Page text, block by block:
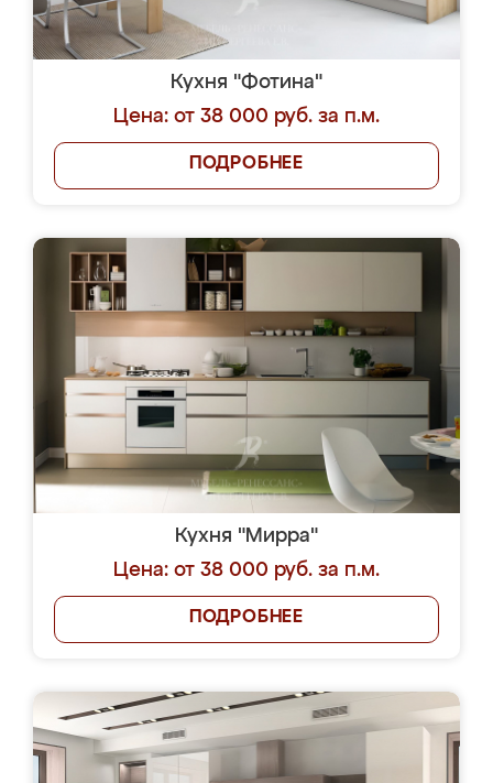
Кухня "Фотина"
Цена: от 38 000 руб. за п.м.
ПОДРОБНЕЕ
Кухня "Мирра"
Цена: от 38 000 руб. за п.м.
ПОДРОБНЕЕ